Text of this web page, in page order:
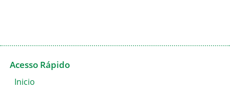
Acesso Rápido
Inicio